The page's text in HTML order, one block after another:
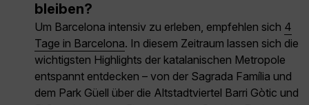
bleiben?
Um Barcelona intensiv zu erleben, empfehlen sich 4
Tage in Barcelona. In diesem Zeitraum lassen sich die
wichtigsten Highlights der katalanischen Metropole
entspannt entdecken – von der Sagrada Família und
dem Park Güell über die Altstadtviertel Barri Gòtic und